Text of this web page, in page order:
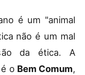
é um "animal
não é um mal
da ética. A
o Bem Comum,